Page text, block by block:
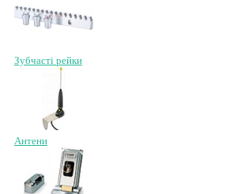
Зубчасті рейки
Антени